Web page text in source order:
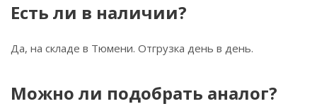
Есть ли в наличии?
Да, на складе в Тюмени. Отгрузка день в день.
Можно ли подобрать аналог?